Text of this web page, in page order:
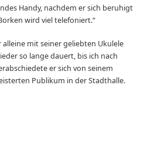
Handy, nachdem er sich beruhigt
wird viel telefoniert.“
mit seiner geliebten Ukulele
so lange dauert, bis ich nach
er sich von seinem
Publikum in der Stadthalle.